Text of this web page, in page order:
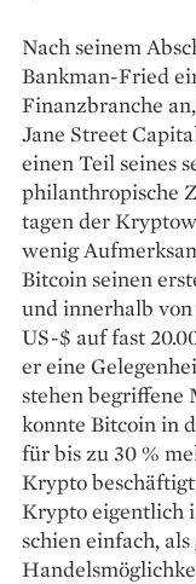
Nach seinem
Bankman-Fried
Finanzbranche
Jane Street
einen Teil seines
philanthropische
tagen der
wenig
Bitcoin seinen
und innerhalb
US-$ auf fast
er eine
stehen
konnte Bitcoin in
für bis zu 30 %
Krypto
Krypto eigentlich
schien einfach,